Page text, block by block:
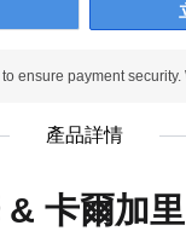
產品詳情
& 卡爾加里